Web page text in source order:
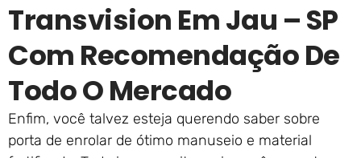
Transvision Em Jau – SP
Com Recomendação De
Todo O Mercado
Enfim, você talvez esteja querendo saber sobre
porta de enrolar de ótimo manuseio e material